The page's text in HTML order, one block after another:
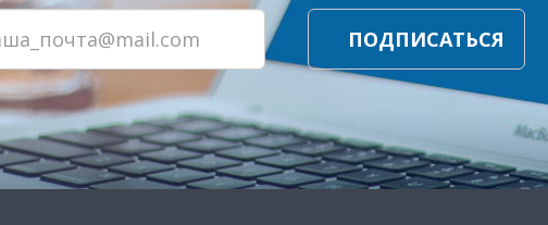
ПОДПИСАТЬСЯ